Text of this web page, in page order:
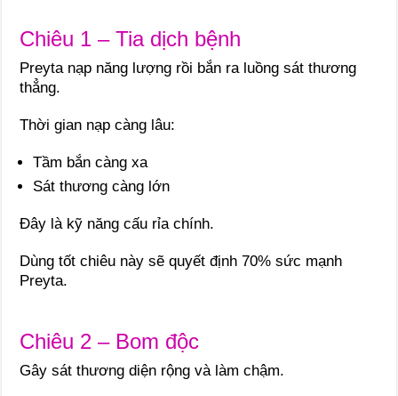
Chiêu 1 – Tia dịch bệnh
Preyta nạp năng lượng rồi bắn ra luồng sát thương
thẳng.
Thời gian nạp càng lâu:
Tầm bắn càng xa
Sát thương càng lớn
Đây là kỹ năng cấu rỉa chính.
Dùng tốt chiêu này sẽ quyết định 70% sức mạnh
Preyta.
Chiêu 2 – Bom độc
Gây sát thương diện rộng và làm chậm.